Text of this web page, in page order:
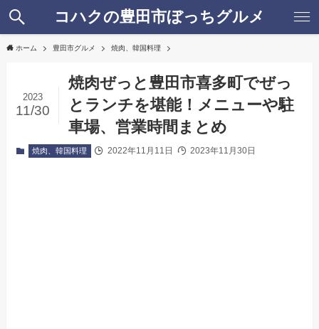
コハクの豊田市ぼっちグルメ
ホーム 豊田市グルメ 焼肉、韓国料理
焼肉ぜっと豊田市喜多町でぜっ
とランチを堪能！メニューや駐
車場、営業時間まとめ
2023
11/30
焼肉、韓国料理 2022年11月11日 2023年11月30日